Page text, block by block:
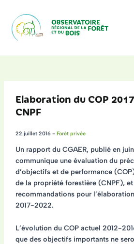
contenu
Elaboration du COP
CNPF
22 juillet 2016 - Forêt privée
Un rapport du CGAER, publié en
communique une évaluation du
d’objectifs et de performance
de la propriété forestière (CNPF),
recommandationspour
2017-2022.
L’évolution du COP actuel 2012-
que des objectifs importants ne